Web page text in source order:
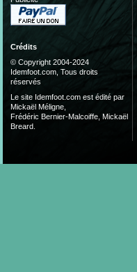
Crédits
© Copyright 2004-2024
Idemfoot.com, Tous droits
réservés
Le site Idemfoot.com est édité par
Mickaël Méligne,
Frédéric Bernier-Malcoiffe, Mickaël
Breard.